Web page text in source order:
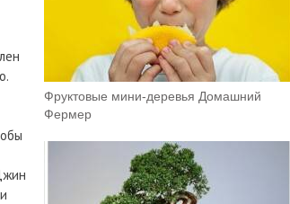
Фруктовыe мини-деревья Домашний
Фермер